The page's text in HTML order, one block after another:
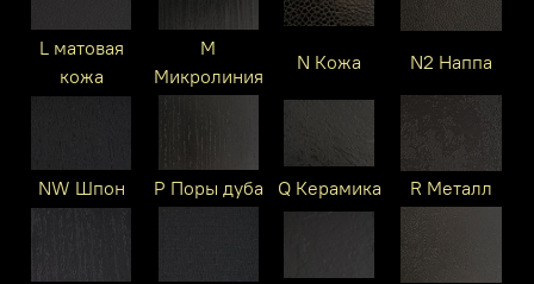
L матовая
кожа
M
Микролиния
N Кожа N2 Наппа
NW Шпон P Поры дуба Q Керамика R Металл